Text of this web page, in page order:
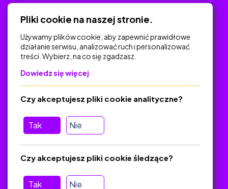
Na skróty
Polityka Prywatności
Regulamin
O platformie
Baza materiałów dydaktycznych
Jak zostać autorem
FAQ
Pliki cookie na naszej stronie.
Używamy plików cookie, aby zapewnić prawidłowe
działanie serwisu, analizować ruch i personalizować
treści. Wybierz, na co się zgadzasz.
Dowiedz się więcej
Tak Nie
Czy akceptujesz pliki cookie analityczne?
Tak Nie
Czy akceptujesz pliki cookie śledzące?